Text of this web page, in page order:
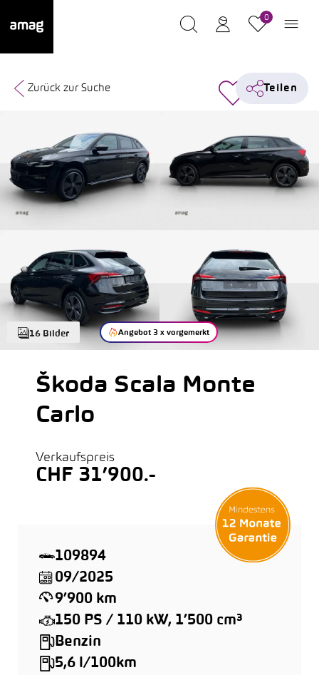
0
16 Bilder Angebot 3 x vorgemerkt
Zurück zur Suche Teilen
Škoda Scala Monte
Carlo
Verkaufspreis
CHF 31’900.-
109894
09/2025
9’900 km
150 PS / 110 kW, 1’500 cm³
Benzin
5,6 l/100km